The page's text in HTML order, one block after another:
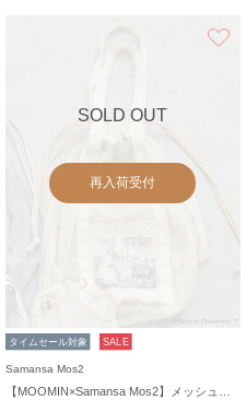
SOLD OUT
再入荷受付
タイムセール対象 SALE
Samansa Mos2